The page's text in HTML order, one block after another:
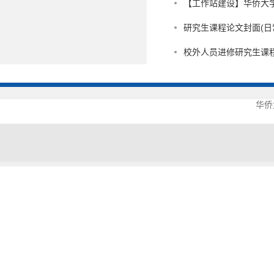
【工作站建设】华侨
研究生课程论文封面(
校外人员进修研究生课
华